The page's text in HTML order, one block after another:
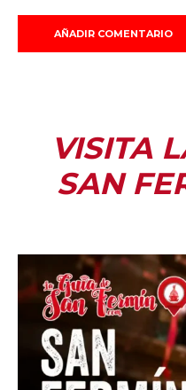
VISITA
SAN